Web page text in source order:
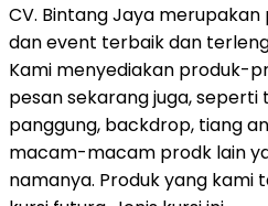
CV. Bintang Jaya
dan event terbaik dan
Kami menyediakan produk-
pesan sekarang juga, seperti
panggung, backdrop, tiang
macam-macam prodk lain
namanya. Produk yang kami